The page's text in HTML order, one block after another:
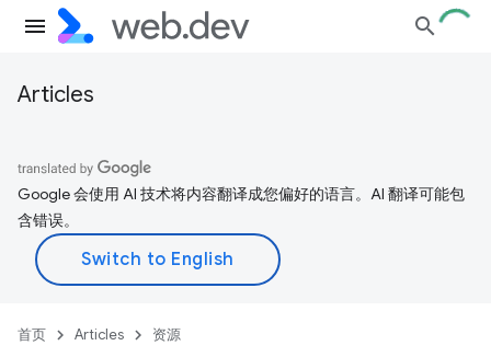
Articles
Google 会使用 AI 技术将内容翻译成您偏好的语言。AI 翻译可能包
含错误。
首页 Articles 资源